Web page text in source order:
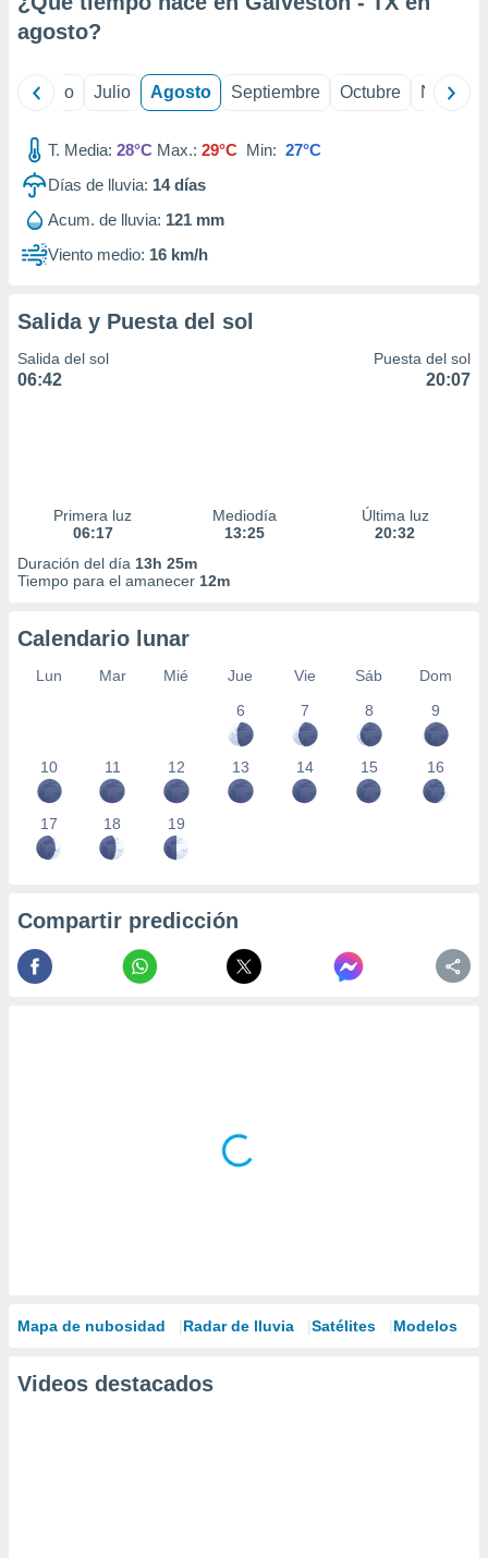
e
publicidad
publicidad
de
agosto?
Junio Julio Agosto Septiembre Octubre
T. Media: 28°C Max.: 29°C Min: 27°C
Días de lluvia: 14días
Acum. de lluvia: 121 mm
Viento medio: 16 km/h
Salida y Puesta del sol
Salida del sol
06:42
Puesta del sol
20:07
Primera luz
06:17
Mediodía
13:25
Última luz
20:32
Duración del día 13h 25m
Tiempo para el amanecer 12m
Calendario lunar
Lun Mar Mié Jue Vie Sáb
Dom
6
7 8 9
10 11 12 13 14 15 16
17 18 19
Compartir predicción
Mapa de nubosidad Radar de lluvia Satélites Modelos
Videos destacados